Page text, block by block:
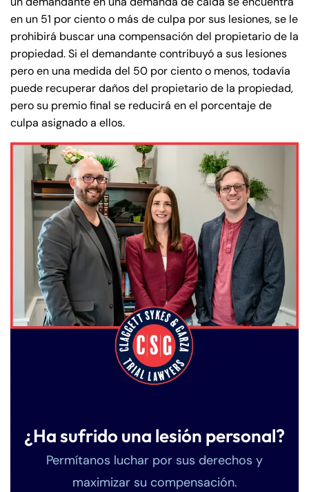
en un 51 por ciento o más de culpa por sus lesiones, se le
prohibirá buscar una compensación del propietario de la
propiedad. Si el demandante contribuyó a sus lesiones
pero en una medida del 50 por ciento o menos, todavía
puede recuperar daños del propietario de la propiedad,
pero su premio final se reducirá en el porcentaje de
culpa asignado a ellos.
¿Ha sufrido una lesión personal?
Permítanos luchar por sus derechos y
maximizar su compensación.
Monday
8:30 AM – 5:00
PM
Tuesday
8:30 AM – 5:00
PM
Wednesday
8:30 AM – 5:00
Thursday
8:30 AM – 5:00
PM
Friday
8:30 AM – 5:00
PM
Saturday
Closed
Sunday
Closed
Monday
8:30 AM – 5:00
PM
Tuesday
8:30 AM – 5:00
PM
Wednesday
8:30 AM – 5:00
Thursday
8:30 AM – 5:00
PM
Friday
8:30 AM – 5:00
PM
Saturday
Closed
Sunday
Closed